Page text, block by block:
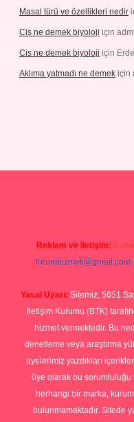
Masal türü ve özellikleri nedir
Cis ne demek biyoloji için
Cis ne demek biyoloji için
Aklıma yatmadı ne demek için
Reklam ve İletişim: E-
forumhizmeti@gmail.com
Yasal Uyarı: Sitemiz, 5651
İletişim Kurumu (BTK)
hizmet vermektedir. Bu
denetleme veya araştırma
üyelerimiz yazdıkları
üye olarak bu sorumluluğu
herhangi bir marka,
bulunmamaktadır. Sitede